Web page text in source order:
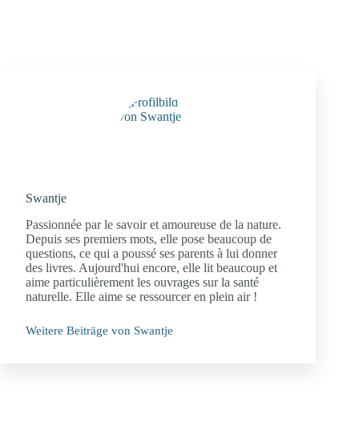
Swantje
Passionnée par le savoir et amoureuse de la nature.
Depuis ses premiers mots, elle pose beaucoup de
questions, ce qui a poussé ses parents à lui donner
des livres. Aujourd'hui encore, elle lit beaucoup et
aime particulièrement les ouvrages sur la santé
naturelle. Elle aime se ressourcer en plein air !
Weitere Beiträge von Swantje